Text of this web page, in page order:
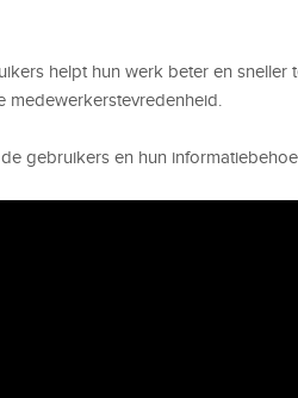
helpt hun werk beter en sneller
medewerkerstevredenheid.
gebruikers en hun